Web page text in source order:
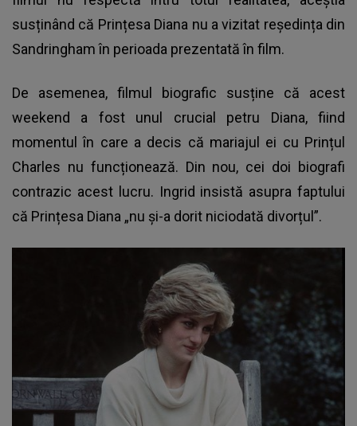
susținând că Prințesa Diana nu a vizitat reședința din
Sandringham în perioada prezentată în film.
De asemenea, filmul biografic susține că acest
weekend a fost unul crucial petru Diana, fiind
momentul în care a decis că mariajul ei cu Prințul
Charles nu funcționează. Din nou, cei doi biografi
contrazic acest lucru. Ingrid insistă asupra faptului
că Prințesa Diana „nu și-a dorit niciodată divorțul”.